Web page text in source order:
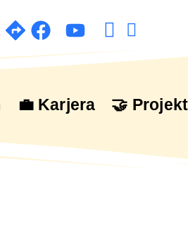
💼 Karjera 🤝